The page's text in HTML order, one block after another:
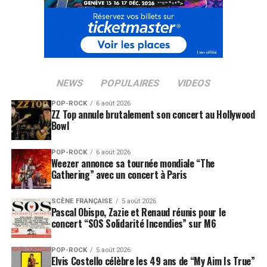
« Plus loin vers l’ouest », pourMerzhin
de dépasser les frontières musicales d’un rock français
parfois trop hexagonal. C’est un album de rock métissé.
Du rock à la croisée des courants qui place désormais
plus marquantes du pays. Comme le savent ces milliers
d’aficionados qui l’ont expérimenté cette dernière
décennie, Merzhin, c’est avant tout une expérience
scénique explosive ! A partir de mars 2010, place donc
dans le convoi Merzhin en partance pour une tournée
nationale.
NEWS POPULAIRES VIDEOS
POP-ROCK 6 août 2026
ZZ Top annule brutalement son concert au Hollywood
Bowl
POP-ROCK 6 août 2026
Weezer annonce sa tournée mondiale “The
Gathering” avec un concert à Paris
SCÈNE FRANÇAISE 5 août 2026
Pascal Obispo, Zazie et Renaud réunis pour le
concert “SOS Solidarité Incendies” sur M6
POP-ROCK 5 août 2026
Elvis Costello célèbre les 49 ans de “My Aim Is True”